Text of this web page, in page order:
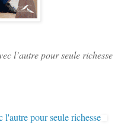
l’autre pour seule richesse
pour seule richesse